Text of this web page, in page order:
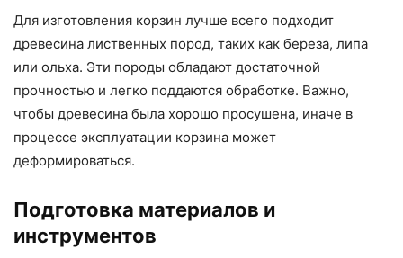
Для изготовления корзин лучше всего подходит
древесина лиственных пород, таких как береза, липа
или ольха. Эти породы обладают достаточной
прочностью и легко поддаются обработке. Важно,
чтобы древесина была хорошо просушена, иначе в
процессе эксплуатации корзина может
деформироваться.
Подготовка материалов и
инструментов